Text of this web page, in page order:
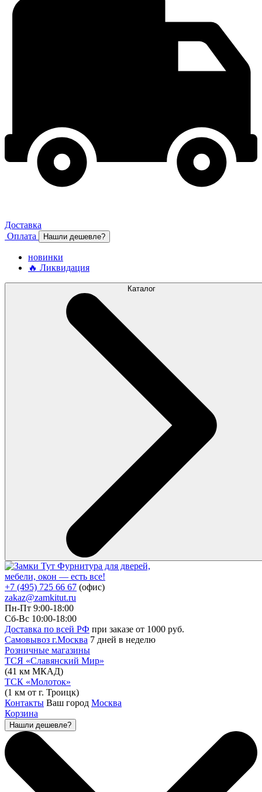
Доставка
Оплата
Нашли дешевле?
новинки
🔥 Ликвидация
Каталог
Фурнитура для дверей,
мебели, окон — есть все!
+7 (495) 725 66 67 (офис)
zakaz@zamkitut.ru
Пн-Пт 9:00-18:00
Сб-Вс 10:00-18:00
Доставка по всей РФ при заказе от 1000 руб.
Самовывоз г.Москва 7 дней в неделю
Розничные магазины
ТСЯ «Славянский Мир»
(41 км МКАД)
ТСК «Молоток»
(1 км от г. Троицк)
Контакты Ваш город Москва
Корзина
Нашли дешевле?